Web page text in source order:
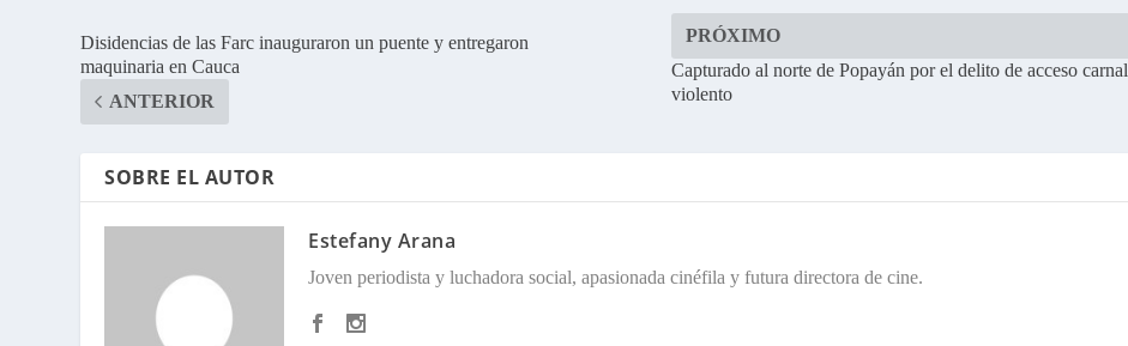
Disidencias de las Farc inauguraron un puente y entregaron
maquinaria en Cauca
ANTERIOR
PRÓXIMO
Capturado al norte de Popayán por el delito de acceso carnal
violento
SOBRE EL AUTOR
Estefany Arana
Joven periodista y luchadora social, apasionada cinéfila y futura directora de cine.